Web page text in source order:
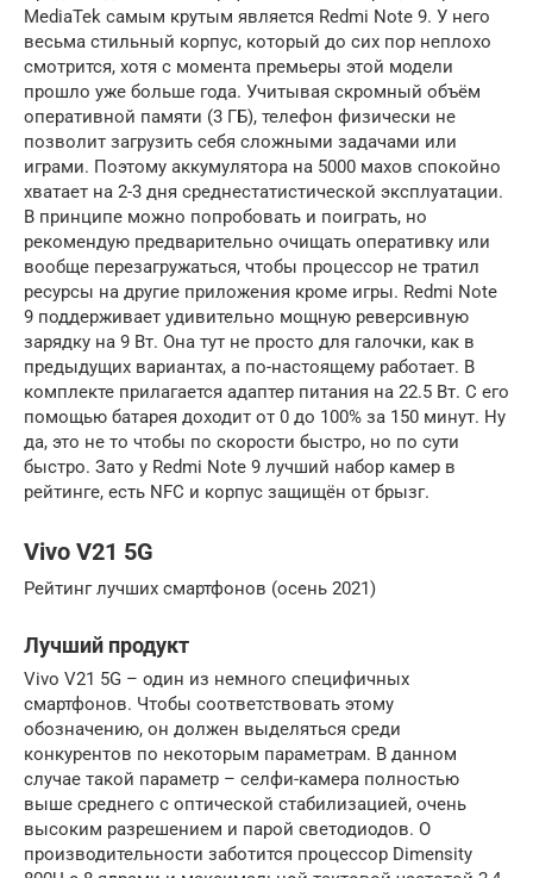
MediaTek самым крутым является Redmi Note 9. У него
весьма стильный корпус, который до сих пор неплохо
смотрится, хотя с момента премьеры этой модели
прошло уже больше года. Учитывая скромный объём
оперативной памяти (3 ГБ), телефон физически не
позволит загрузить себя сложными задачами или
играми. Поэтому аккумулятора на 5000 махов спокойно
хватает на 2-3 дня среднестатистической эксплуатации.
В принципе можно попробовать и поиграть, но
рекомендую предварительно очищать оперативку или
вообще перезагружаться, чтобы процессор не тратил
ресурсы на другие приложения кроме игры. Redmi Note
9 поддерживает удивительно мощную реверсивную
зарядку на 9 Вт. Она тут не просто для галочки, как в
предыдущих вариантах, а по-настоящему работает. В
комплекте прилагается адаптер питания на 22.5 Вт. С его
помощью батарея доходит от 0 до 100% за 150 минут. Ну
да, это не то чтобы по скорости быстро, но по сути
быстро. Зато у Redmi Note 9 лучший набор камер в
рейтинге, есть NFC и корпус защищён от брызг.
Vivo V21 5G
Рейтинг лучших смартфонов (осень 2021)
Лучший продукт
Vivo V21 5G – один из немного специфичных
смартфонов. Чтобы соответствовать этому
обозначению, он должен выделяться среди
конкурентов по некоторым параметрам. В данном
случае такой параметр – селфи-камера полностью
выше среднего с оптической стабилизацией, очень
высоким разрешением и парой светодиодов. О
производительности заботится процессор Dimensity